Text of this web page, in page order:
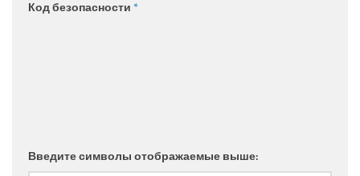
Код безопасности *
Введите символы отображаемые выше: